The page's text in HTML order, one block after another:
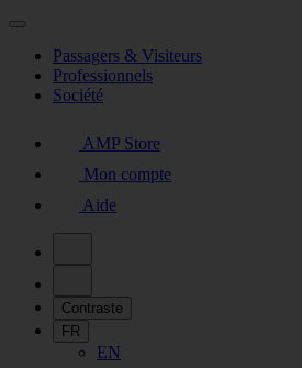
Passagers & Visiteurs
Professionnels
Société
AMP Store
Mon compte
Aide
Contraste
FR
EN